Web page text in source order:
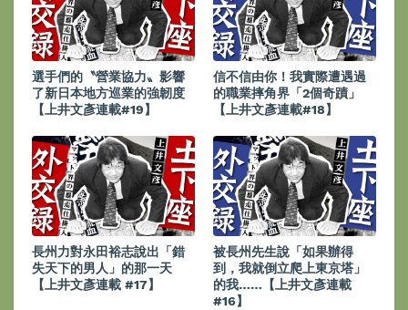
選手們的〝營業協力〟影響
了新日本地方巡業的強韌度
【上井文彥連載#19】
信不信由你！我實際遭遇過
的職業摔角界「2個奇蹟」
【上井文彥連載#18】
長州力對永田裕志說出「錯
失天下的男人」的那一天
【上井文彥連載 #17】
被長州先生說「如果辦得
到，我就倒立爬上東京塔」
的我……【上井文彥連載
#16】